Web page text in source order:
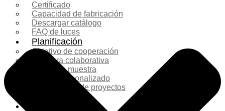
Certificado
Capacidad de fabricación
Descargar catálogo
FAQ de luces
Planificación
Objetivo de cooperación
Lámpara colaborativa
Casos de muestra
Diseño personalizado
Planificación de proyectos